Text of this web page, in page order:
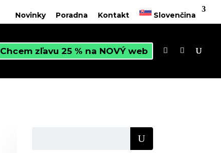
Novinky Poradna Kontakt Slovenčina
Chcem zľavu 25 % na NOVÝ web